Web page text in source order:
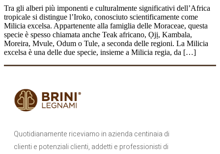
Tra gli alberi più imponenti e culturalmente significativi dell’Africa
tropicale si distingue l’Iroko, conosciuto scientificamente come
Milicia excelsa. Appartenente alla famiglia delle Moraceae, questa
specie è spesso chiamata anche Teak africano, Ọjị, Kambala,
Moreira, Mvule, Odum o Tule, a seconda delle regioni. La Milicia
excelsa è una delle due specie, insieme a Milicia regia, da […]
Quotidianamente riceviamo in azienda centinaia di
clienti e potenziali clienti, addetti e professionisti di